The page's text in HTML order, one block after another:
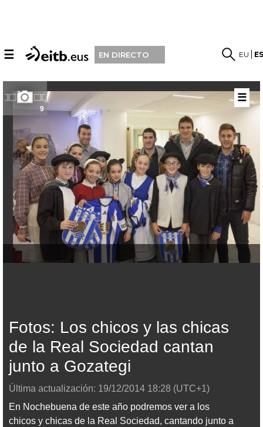
☰ EN DIRECTO EU
9
Fotos: Los chicos y las chicas
de la Real Sociedad cantan
junto a Gozategi
Última actualización: 19/12/2014 18:28 (UTC+1)
En Nochebuena de este año podremos ver a los
chicos y chicas de la Real Sociedad, cantando junto a
☰